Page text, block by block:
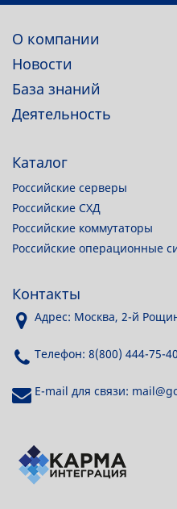
О компании
Новости
База знаний
Деятельность
Каталог
Российские серверы
Российские СХД
Российские коммутаторы
Российские операционные
Контакты
Адрес: Москва, 2-й
Телефон: 8(800) 444-75-40
E-mail для связи: